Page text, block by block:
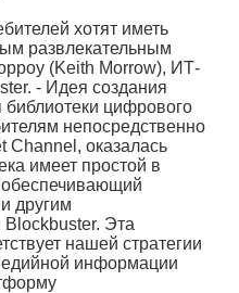
хотят иметь
развлекательным
(Keith Morrow), ИТ-
- Идея создания
цифрового
непосредственно
Channel, оказалась
имеет простой в
другим
Blockbuster. Эта
нашей стратегии
информации